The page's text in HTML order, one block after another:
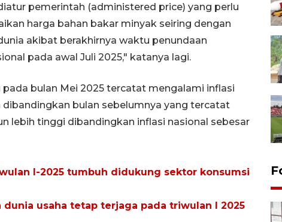
pemerintah (administered price) yang perlu
harga bahan bakar minyak seiring dengan
akibat berakhirnya waktu penundaan
pada awal Juli 2025," katanya lagi.
bulan Mei 2025 tercatat mengalami inflasi
dibandingkan bulan sebelumnya yang tercatat
lebih tinggi dibandingkan inflasi nasional sebesar
I-2025 tumbuh didukung sektor konsumsi
usaha tetap terjaga pada triwulan I 2025